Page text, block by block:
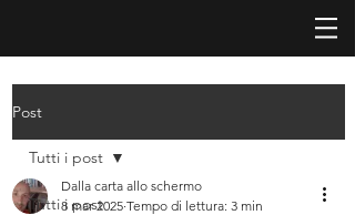
Post
Tutti i post
Tutti i post
Dalla carta allo schermo
8 mar 2025 Tempo di lettura: 3 min